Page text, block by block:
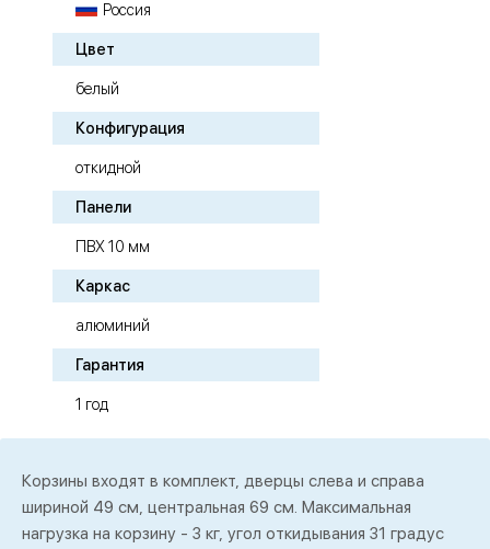
Россия
Цвет
белый
Конфигурация
откидной
Панели
ПВХ 10 мм
Каркас
алюминий
Гарантия
1 год
Корзины входят в комплект, дверцы слева и справа
шириной 49 см, центральная 69 см. Максимальная
нагрузка на корзину - 3 кг, угол откидывания 31 градус